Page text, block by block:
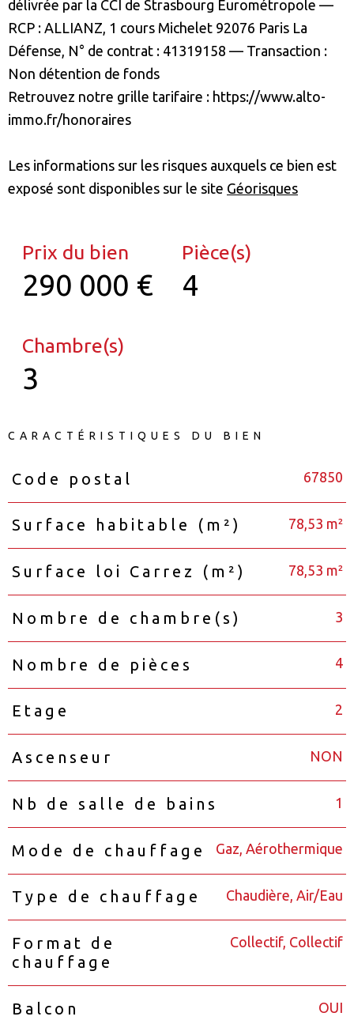
délivrée par la CCI de Strasbourg Eurométropole —
RCP : ALLIANZ, 1 cours Michelet 92076 Paris La
Défense, N° de contrat : 41319158 — Transaction :
Non détention de fonds
Retrouvez notre grille tarifaire : https://www.alto-
immo.fr/honoraires
Les informations sur les risques auxquels ce bien est
exposé sont disponibles sur le site Géorisques
Prix du bien
290 000 €
Pièce(s)
4
Chambre(s)
3
CARACTÉRISTIQUES DU BIEN
Caractéristiques Valeurs
Code postal 67850
Surface habitable (m²) 78,53 m²
Surface loi Carrez (m²) 78,53 m²
Nombre de chambre(s) 3
Nombre de pièces 4
Etage 2
Ascenseur NON
Nb de salle de bains 1
Mode de chauffage Gaz, Aérothermique
Type de chauffage Chaudière, Air/Eau
Format de
chauffage
Collectif, Collectif
Balcon OUI